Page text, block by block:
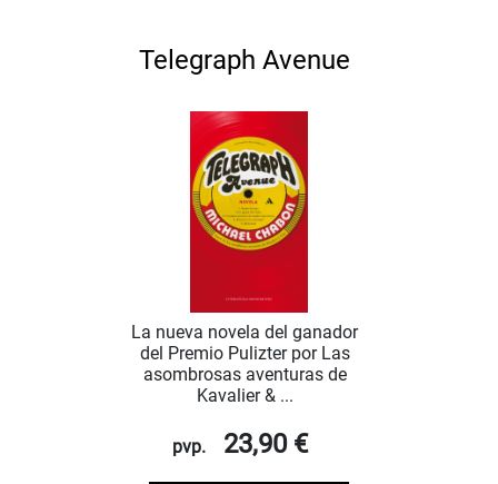
Telegraph Avenue
La nueva novela del ganador
del Premio Pulizter por Las
asombrosas aventuras de
Kavalier & ...
pvp. 23,90 €